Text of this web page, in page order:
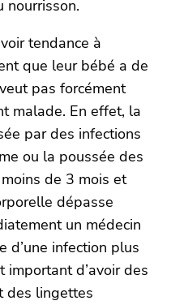
nourrisson.
tendance à
que leur bébé a de
pas forcément
malade. En effet, la
par des infections
ou la poussée des
de 3 mois et
dépasse
un médecin
d’une infection plus
d’avoir des
des lingettes